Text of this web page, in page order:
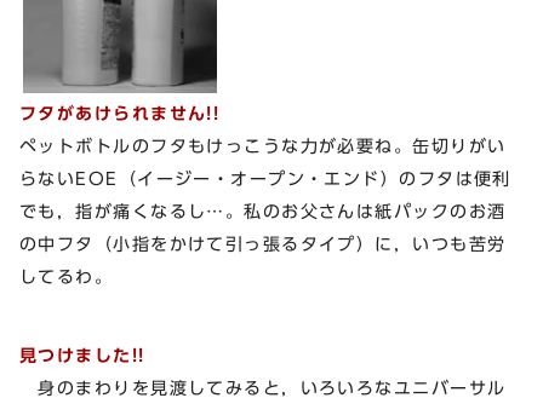
フタがあけられません!!
ペットボトルのフタもけっこうな力が必要ね。缶切りがい
らないEOE（イージー・オープン・エンド）のフタは便利
でも，指が痛くなるし…。私のお父さんは紙パックのお酒
の中フタ（小指をかけて引っ張るタイプ）に，いつも苦労
してるわ。
見つけました!!
身のまわりを見渡してみると，いろいろなユニバーサル